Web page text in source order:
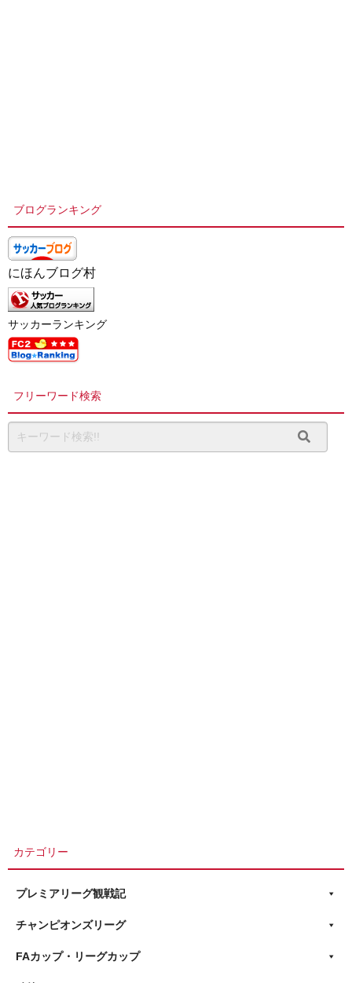
ブログランキング
にほんブログ村
サッカーランキング
フリーワード検索
カテゴリー
プレミアリーグ観戦記
チャンピオンズリーグ
FAカップ・リーグカップ